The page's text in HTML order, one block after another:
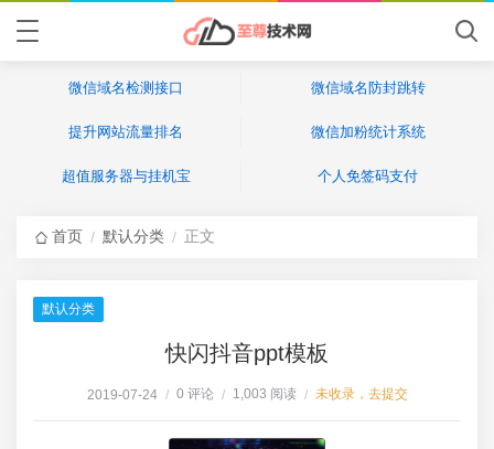
微信域名检测接口 微信域名防封跳转
提升网站流量排名 微信加粉统计系统
超值服务器与挂机宝 个人免签码支付
首页 / 默认分类 / 正文
默认分类
快闪抖音ppt模板
2019-07-24 / 0 评论 / 1,003 阅读 / 未收录，去提交